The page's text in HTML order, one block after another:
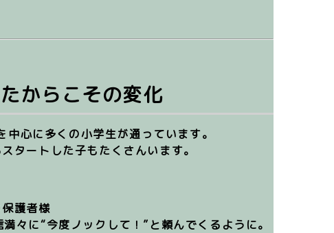
からこその変化
心に多くの小学生が通っています。
タートした子もたくさんいます。
護者様